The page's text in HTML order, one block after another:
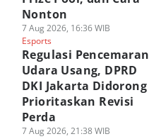
Nonton
7 Aug 2026, 16:36 WIB
Esports
Regulasi Pencemaran
Udara Usang, DPRD
DKI Jakarta Didorong
Prioritaskan Revisi
Perda
7 Aug 2026, 21:38 WIB